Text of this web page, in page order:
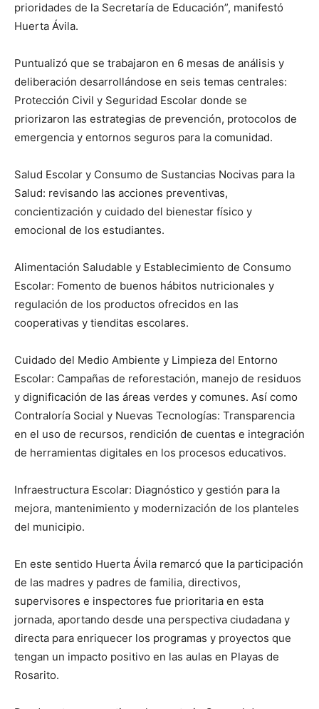
prioridades de la Secretaría de Educación”, manifestó
Huerta Ávila.
Puntualizó que se trabajaron en 6 mesas de análisis y
deliberación desarrollándose en seis temas centrales:
Protección Civil y Seguridad Escolar donde se
priorizaron las estrategias de prevención, protocolos de
emergencia y entornos seguros para la comunidad.
Salud Escolar y Consumo de Sustancias Nocivas para la
Salud: revisando las acciones preventivas,
concientización y cuidado del bienestar físico y
emocional de los estudiantes.
Alimentación Saludable y Establecimiento de Consumo
Escolar: Fomento de buenos hábitos nutricionales y
regulación de los productos ofrecidos en las
cooperativas y tienditas escolares.
Cuidado del Medio Ambiente y Limpieza del Entorno
Escolar: Campañas de reforestación, manejo de residuos
y dignificación de las áreas verdes y comunes. Así como
Contraloría Social y Nuevas Tecnologías: Transparencia
en el uso de recursos, rendición de cuentas e integración
de herramientas digitales en los procesos educativos.
Infraestructura Escolar: Diagnóstico y gestión para la
mejora, mantenimiento y modernización de los planteles
del municipio.
En este sentido Huerta Ávila remarcó que la participación
de las madres y padres de familia, directivos,
supervisores e inspectores fue prioritaria en esta
jornada, aportando desde una perspectiva ciudadana y
directa para enriquecer los programas y proyectos que
tengan un impacto positivo en las aulas en Playas de
Rosarito.